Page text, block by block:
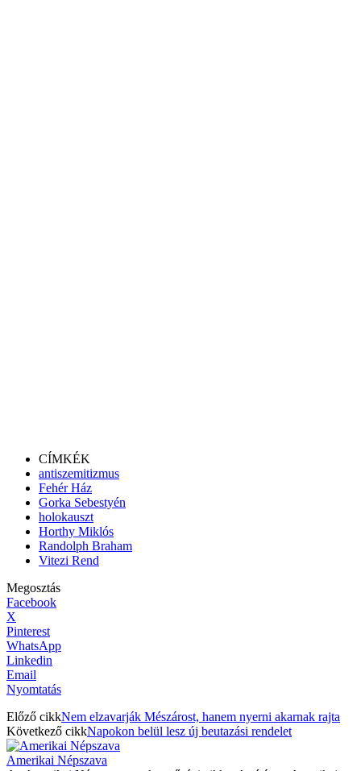
CÍMKÉK
antiszemitizmus
Fehér Ház
Gorka Sebestyén
holokauszt
Horthy Miklós
Randolph Braham
Vitezi Rend
Megosztás
Facebook
X
Pinterest
WhatsApp
Linkedin
Email
Nyomtatás
Előző cikkNem elzavarják Mészárost, hanem nyerni akarnak rajta
Következő cikkNapokon belül lesz új beutazási rendelet
Amerikai Népszava